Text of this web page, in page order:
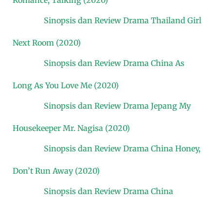
Sinopsis dan Review Drama Thailand Girl
Next Room (2020)
Sinopsis dan Review Drama China As
Long As You Love Me (2020)
Sinopsis dan Review Drama Jepang My
Housekeeper Mr. Nagisa (2020)
Sinopsis dan Review Drama China Honey,
Don’t Run Away (2020)
Sinopsis dan Review Drama China